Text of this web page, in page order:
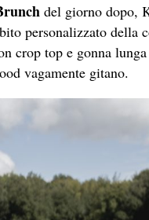
del giorno dopo,
personalizzato della
crop top e gonna
vagamente gitano.